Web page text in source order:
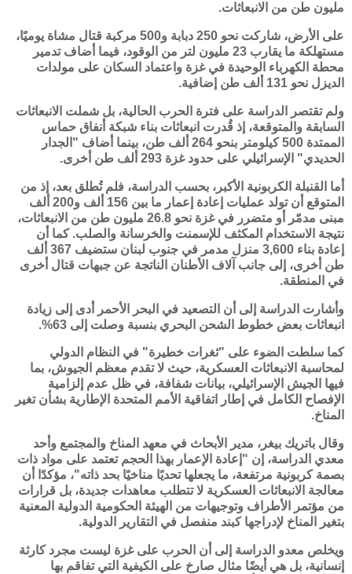
مليون طن من الانبعاثات.
على الأرض، شاركت نحو 250 دبابة و500 مركبة قتال مشاة يوميًا،
مستهلكة ما يقارب 23 مليون لتر من الوقود، فيما أضاف تدمير
محطة الكهرباء الوحيدة في غزة واعتماد السكان على مولدات
الديزل نحو 131 ألف طن إضافية.
ولم تقتصر الدراسة على فترة الحرب الحالية، بل شملت الانبعاثات
السابقة والمتوقعة، إذ قُدرت انبعاثات بناء شبكة أنفاق حماس
الممتدة 500 كيلومتر بنحو 264 ألف طن، بينما أضاف "الجدار
الحديدي" الإسرائيلي على حدود غزة 293 ألف طن أخرى.
أما القنبلة الكربونية الأكبر، بحسب الدراسة، فلم تُطلق بعد، إذ من
المتوقع أن تولد عمليات إعادة إعمار ما بين 156 ألف و200 ألف
مبنى مدمّر أو متضرر في غزة نحو 26.8 مليون طن من الانبعاثات،
نتيجة الاستخدام المكثف للإسمنت والخرسانة والصلب. كما أن
إعادة بناء 3,600 منزل مدمر في جنوب لبنان ستضيف 367 ألف
طن أخرى، إلى جانب آلاف الأطنان الناتجة عن جبهات قتال أخرى
في المنطقة.
وأشارت الدراسة إلى أن التصعيد في البحر الأحمر أدى إلى زيادة
انبعاثات بعض خطوط الشحن البحري بنسبة وصلت إلى 63%.
كما سلطت الضوء على "ثغرات خطيرة" في النظام الدولي
لمحاسبة الانبعاثات العسكرية، حيث لا تقدم معظم الجيوش، بما
فيها الجيش الإسرائيلي، بيانات شفافة، في ظل عدم إلزامية
الإفصاح الكامل في إطار اتفاقية الأمم المتحدة الإطارية بشأن تغير
المناخ.
وقال باتريك بيغر ، مدير الأبحاث في معهد المناخ والمجتمع وأحد
معدي الدراسة، إن "إعادة الإعمار بهذا الحجم تعتمد على مواد ذات
بصمة كربونية مرتفعة، ما يجعلها تحديًا مناخيًا بحد ذاته"، مؤكدًا أن
معالجة الانبعاثات العسكرية لا تتطلب معاهدات جديدة، بل قرارات
من مؤتمر الأطراف وتوجيهات من الهيئة الحكومية الدولية المعنية
بتغير المناخ لإدراجها كبند منفصل في التقارير الدولية.
ويخلص معدو الدراسة إلى أن الحرب على غزة ليست مجرد كارثة
إنسانية، بل هي أيضًا مثال صارخ على الكيفية التي تفاقم بها